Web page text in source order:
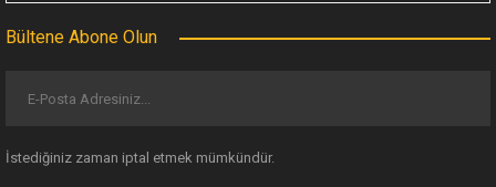
Bültene Abone Olun
İstediğiniz zaman iptal etmek mümkündür.